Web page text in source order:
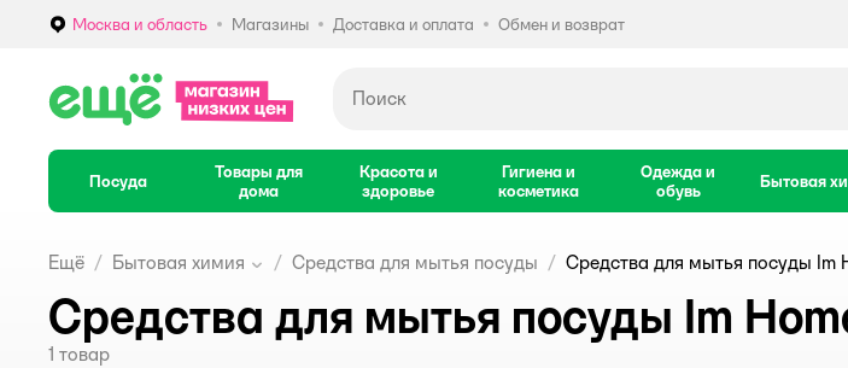
Выбор адреса доставки.
Москва и область Магазины Доставка и оплата Обмен и возврат
Посуда
Товары для
дома
Красота и
здоровье
Гигиена и
косметика
Одежда и
обувь
Бытовая
Ещё Бытовая химия Средства для мытья посуды Средства для мытья посуды Im
Средства для мытья посуды Im
1 товар